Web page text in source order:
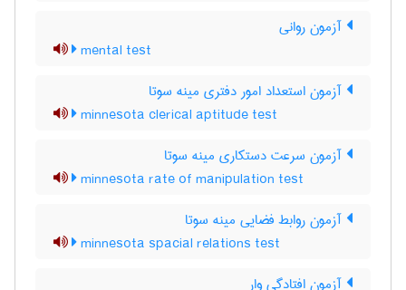
آزمون روانی
mental test
آزمون استعداد امور دفتری مینه سوتا
minnesota clerical aptitude test
آزمون سرعت دستکاری مینه سوتا
minnesota rate of manipulation test
آزمون روابط فضایی مینه سوتا
minnesota spacial relations test
آزمون افتادگی وار